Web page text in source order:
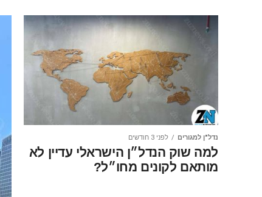
נדל"ן למגורים לפני 3 חודשים
למה שוק הנדל״ן הישראלי עדיין לא
מותאם לקונים מחו״ל?